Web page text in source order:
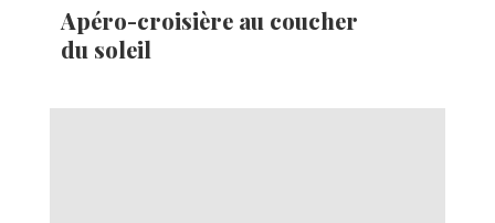
Apéro-croisière au coucher
du soleil